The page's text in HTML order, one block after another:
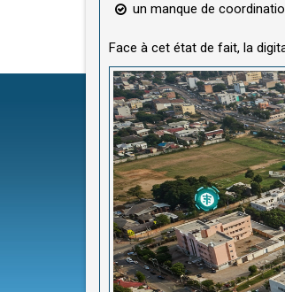
un manque de
Face à cet état de fait, la